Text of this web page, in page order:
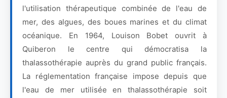
l'utilisation thérapeutique combinée de l'eau de
mer, des algues, des boues marines et du climat
océanique. En 1964, Louison Bobet ouvrit à
Quiberon le centre qui démocratisa la
thalassothérapie auprès du grand public français.
La réglementation française impose depuis que
l'eau de mer utilisée en thalassothérapie soit